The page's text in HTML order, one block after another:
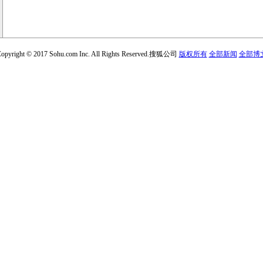
© 2017 Sohu.com Inc. All Rights Reserved.搜狐公司 版权所有 全部新闻 全部博